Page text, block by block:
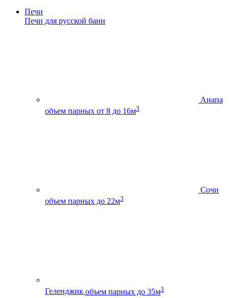
Печи
Печи для русской бани
Анапа
объем парных от 8 до 16м3
Сочи
объем парных до 22м3
Геленджик объем парных до 35м3